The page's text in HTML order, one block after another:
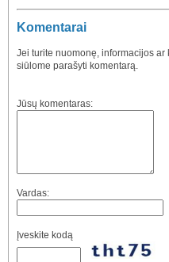
Komentarai
Jei turite nuomonę, informacijos ar
siūlome parašyti komentarą.
Jūsų komentaras:
Vardas:
Įveskite kodą